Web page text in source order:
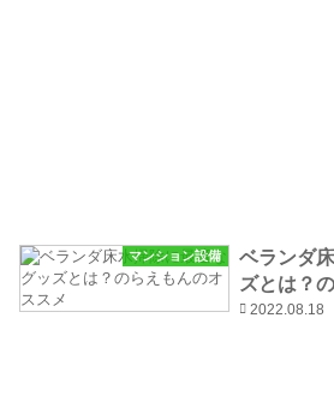
マンション設備
ベランダ
ズとは？
2022.08.18